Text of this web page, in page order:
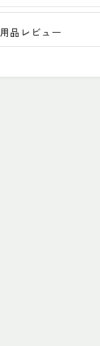
用品レビュー